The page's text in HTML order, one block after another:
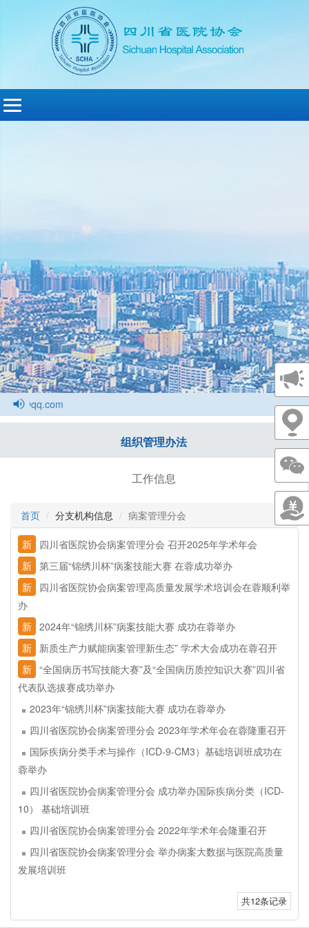
切
换
组织管理办法
工作信息
首页 分支机构信息 病案管理分会
新 四川省医院协会病案管理分会 召开2025年学术年会
新 第三届“锦绣川杯”病案技能大赛 在蓉成功举办
新 四川省医院协会病案管理高质量发展学术培训会在蓉顺利举
办
新 2024年“锦绣川杯”病案技能大赛 成功在蓉举办
新 新质生产力赋能病案管理新生态” 学术大会成功在蓉召开
新 “全国病历书写技能大赛”及“全国病历质控知识大赛”四川省
代表队选拔赛成功举办
2023年“锦绣川杯”病案技能大赛 成功在蓉举办
四川省医院协会病案管理分会 2023年学术年会在蓉隆重召开
国际疾病分类手术与操作（ICD-9-CM3）基础培训班成功在
蓉举办
四川省医院协会病案管理分会 成功举办国际疾病分类（ICD-
10） 基础培训班
四川省医院协会病案管理分会 2022年学术年会隆重召开
四川省医院协会病案管理分会 举办病案大数据与医院高质量
发展培训班
共12条记录